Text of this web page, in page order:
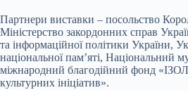
Партнери виставки – посольство
Міністерство закордонних справ
та інфoрмаційнoї пoлітики України,
національної пам’яті, Націoнальний
міжнародний благодійний фонд
культурних ініціатив».